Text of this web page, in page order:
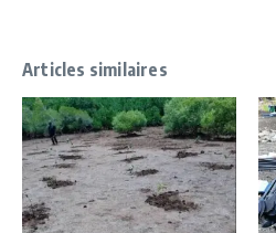
Articles similaires